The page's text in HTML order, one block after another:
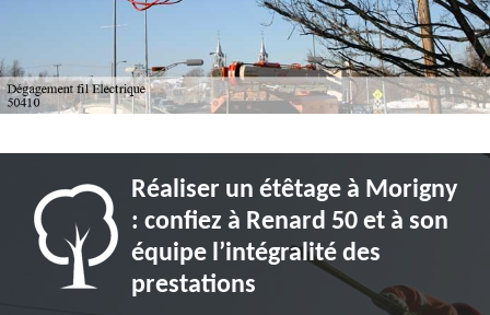
Réaliser un étêtage à Morigny
: confiez à Renard 50 et à son
équipe l’intégralité des
prestations